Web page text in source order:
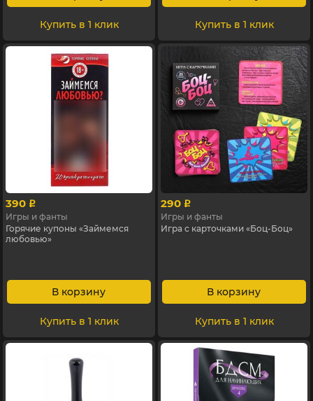
Купить в 1 клик Купить в 1 клик
390 p
Игры и фанты
Горячие купоны «Займемся
любовью»
В корзину
Купить в 1 клик
290 p
Игры и фанты
Игра с карточками «Боц-Боц»
В корзину
Купить в 1 клик